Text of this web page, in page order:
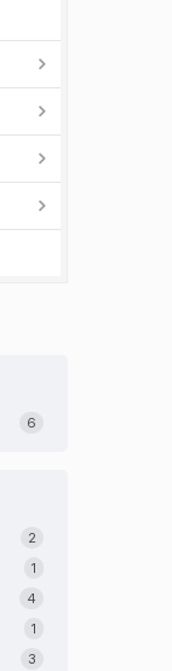
6
2
1
4
1
3